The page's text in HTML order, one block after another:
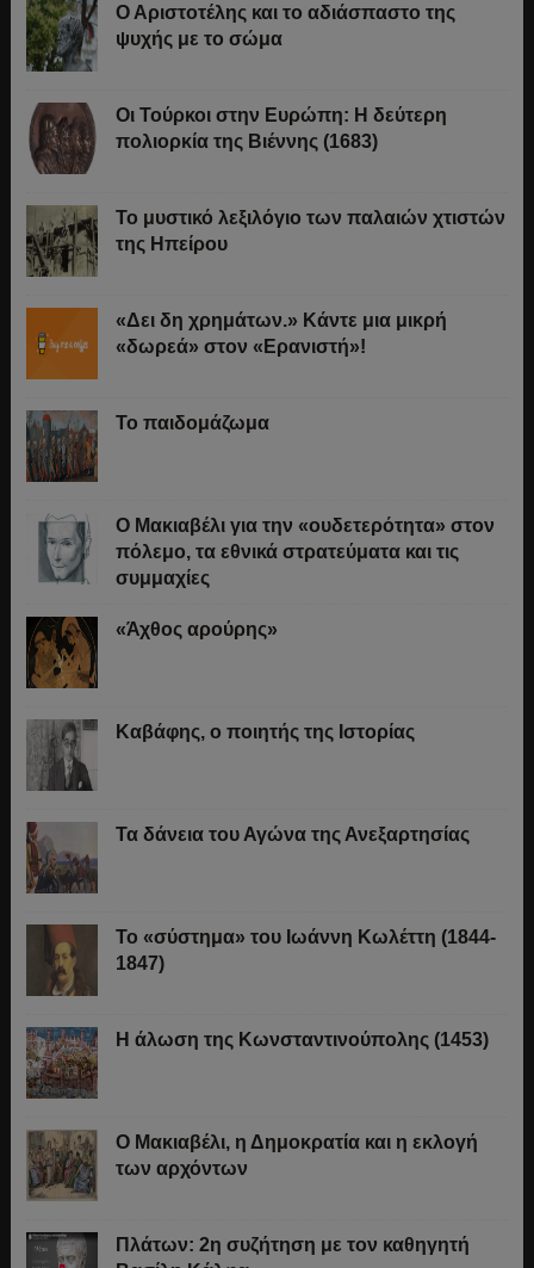
Ο Αριστοτέλης και το αδιάσπαστο της
ψυχής με το σώμα
Οι Τούρκοι στην Ευρώπη: Η δεύτερη
πολιορκία της Βιέννης (1683)
Το μυστικό λεξιλόγιο των παλαιών χτιστών
της Ηπείρου
«Δει δη χρημάτων.» Κάντε μια μικρή
«δωρεά» στον «Ερανιστή»!
Το παιδομάζωμα
O Μακιαβέλι για την «ουδετερότητα» στον
πόλεμο, τα εθνικά στρατεύματα και τις
συμμαχίες
«Άχθος αρούρης»
Καβάφης, ο ποιητής της Ιστορίας
Τα δάνεια του Αγώνα της Ανεξαρτησίας
Το «σύστημα» του Ιωάννη Κωλέττη (1844-
1847)
Η άλωση της Κωνσταντινούπολης (1453)
Ο Μακιαβέλι, η Δημοκρατία και η εκλογή
των αρχόντων
Πλάτων: 2η συζήτηση με τον καθηγητή